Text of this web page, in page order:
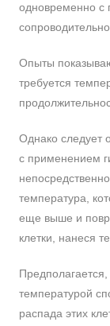
одновременно с
Опыты
требуется
Однако следует
с применением
температура,
еще выше и
клетки, нанеся
Предполагается,
температурой
распада этих